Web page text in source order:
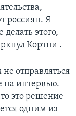
россиян. Я
этого,
Кортни .
отправляться
на интервью.
это решение
одним из